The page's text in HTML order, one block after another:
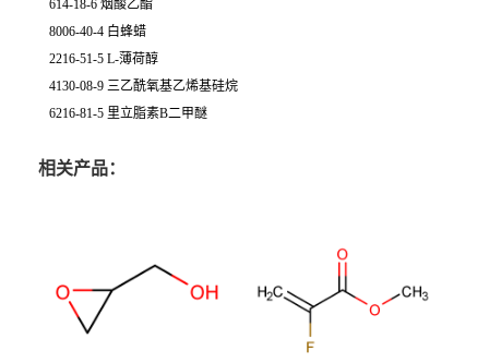
614-18-6 烟酸乙酯
8006-40-4 白蜂蜡
2216-51-5 L-薄荷醇
4130-08-9 三乙酰氧基乙烯基硅烷
6216-81-5 里立脂素B二甲醚
相关产品：